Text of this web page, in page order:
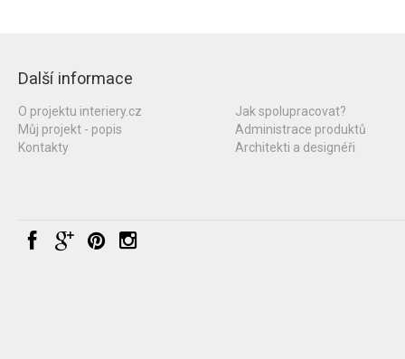
Další informace
O projektu interiery.cz
Můj projekt - popis
Kontakty
Jak spolupracovat?
Administrace produktů
Architekti a designéři